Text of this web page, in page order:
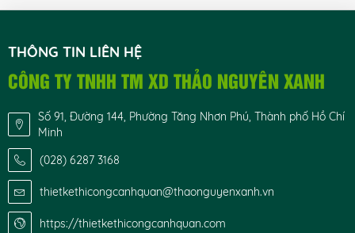
THÔNG TIN LIÊN HỆ
CÔNG TY TNHH TM XD THẢO NGUYÊN XANH
Số 91, Đường 144, Phường Tăng Nhơn Phú, Thành phố Hồ Chí
Minh
(028) 6287 3168
thietkethicongcanhquan@thaonguyenxanh.vn
https://thietkethicongcanhquan.com